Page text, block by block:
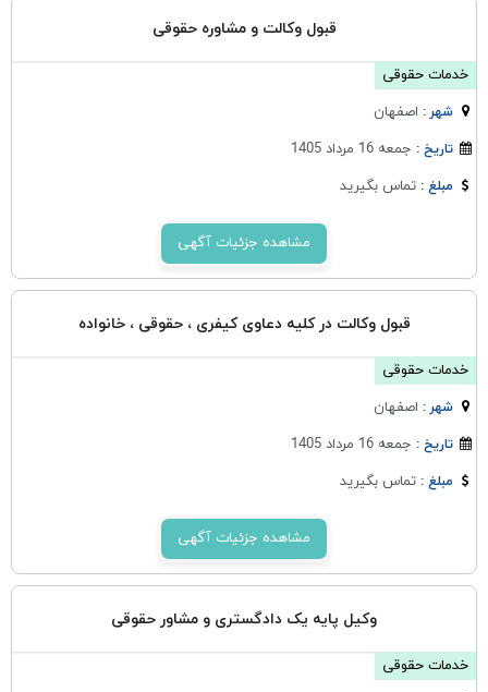
قبول وکالت و مشاوره حقوقی
خدمات حقوقی
شهر : اصفهان
تاریخ : جمعه 16 مرداد 1405
مبلغ :تماس بگیرید
مشاهده جزئیات آگهی
قبول وکالت در کلیه دعاوی کیفری ، حقوقی ، خانواده
خدمات حقوقی
شهر : اصفهان
تاریخ : جمعه 16 مرداد 1405
مبلغ :تماس بگیرید
مشاهده جزئیات آگهی
وکیل پایه یک دادگستری و مشاور حقوقی
خدمات حقوقی